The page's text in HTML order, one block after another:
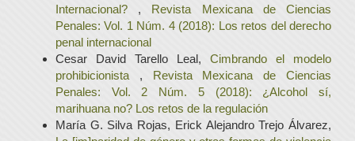
Internacional? , Revista Mexicana de Ciencias
Penales: Vol. 1 Núm. 4 (2018): Los retos del derecho
penal internacional
Cesar David Tarello Leal, Cimbrando el modelo
prohibicionista , Revista Mexicana de Ciencias
Penales: Vol. 2 Núm. 5 (2018): ¿Alcohol sí,
marihuana no? Los retos de la regulación
María G. Silva Rojas, Erick Alejandro Trejo Álvarez,